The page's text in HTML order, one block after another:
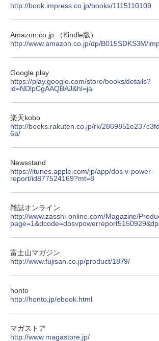
http://book.impress.co.jp/books/1115110109
Amazon.co.jp （Kindle版）
http://www.amazon.co.jp/dp/B015SDKS3M/
Google play
https://play.google.com/store/books/details?
id=NDlpCgAAQBAJ&hl=ja
楽天kobo
http://books.rakuten.co.jp/rk/
6a/
Newsstand
https://itunes.apple.com/jp/app/dos-v-power-
report/id877524169?mt=8
雑誌オンライン
http://www.zasshi-online.com/Magazine/
富士山マガジン
http://www.fujisan.co.jp/product/1879/
honto
http://honto.jp/ebook.html
マガストア
http://www.magastore.jp/